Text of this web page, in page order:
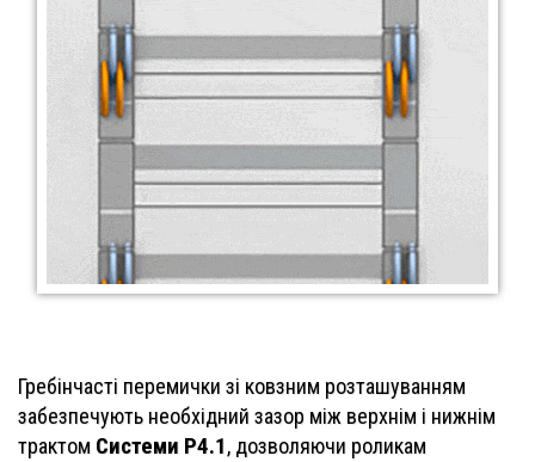
Гребінчасті перемички зі ковзним розташуванням
забезпечують необхідний зазор між верхнім і нижнім
трактом Системи P4.1, дозволяючи роликам